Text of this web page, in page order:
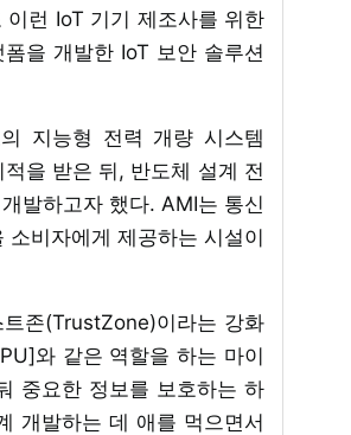
런 IoT 기기 제조사를 위한
을 개발한 IoT 보안 솔루션
지능형 전력 개량 시스템
을 받은 뒤, 반도체 설계 전
발하고자 했다. AMI는 통신
비자에게 제공하는 시설이
존(TrustZone)이라는 강화
와 같은 역할을 하는 마이
중요한 정보를 보호하는 하
개발하는 데 애를 먹으면서